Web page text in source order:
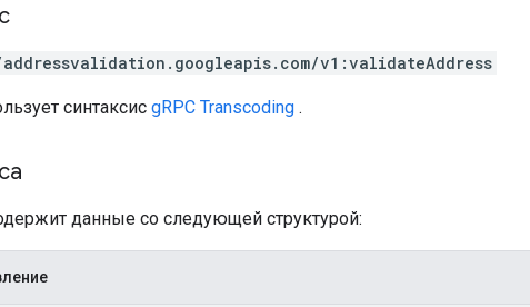
v1:validateAddress
синтаксис gRPC Transcoding .
данные со следующей структурой: